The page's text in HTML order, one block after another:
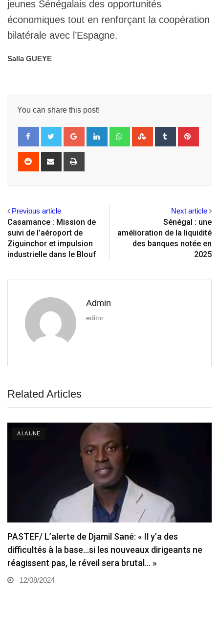
jeunes Sénégalais des opportunités
économiques tout en renforçant la coopération
bilatérale avec l’Espagne.
Salla GUEYE
You can share this post!
Google+ LinkedIn WhatsappStumbleUpon
Tumblr
Reddit
Share
Previous article
Casamance : Mission de
suivi de l’aéroport de
Ziguinchor et impulsion
industrielle dans le Blouf
Next article
Sénégal : une
amélioration de la liquidité
des banques notée en
2025
Admin
editor
Related Articles
A LA UNE
PASTEF/ L’alerte de Djamil Sané: « Il y’a des
difficultés à la base…si les nouveaux dirigeants ne
réagissent pas, le réveil sera brutal… »
12/08/2024